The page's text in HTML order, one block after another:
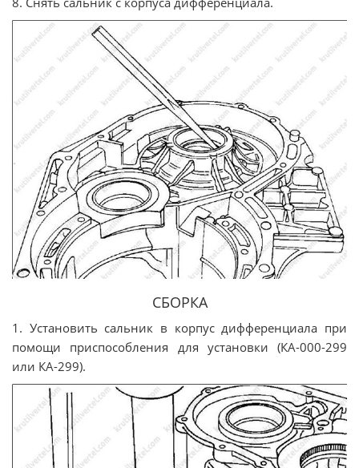
СБОРКА
1. Установить сальник в корпус дифференциала при
помощи приспособления для установки (КА-000-299
или КА-299).